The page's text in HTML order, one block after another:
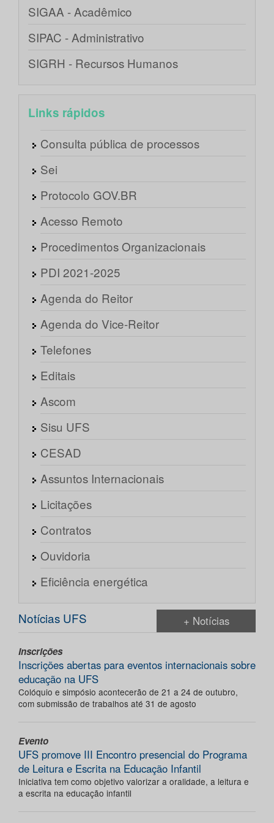
SIGAA - Acadêmico
SIPAC - Administrativo
SIGRH - Recursos Humanos
Links rápidos
Consulta pública de processos
Sei
Protocolo GOV.BR
Acesso Remoto
Procedimentos Organizacionais
PDI 2021-2025
Agenda do Reitor
Agenda do Vice-Reitor
Telefones
Editais
Ascom
Sisu UFS
CESAD
Assuntos Internacionais
Licitações
Contratos
Ouvidoria
Eficiência energética
Notícias UFS + Notícias
Inscrições
Inscrições abertas para eventos internacionais sobre
educação na UFS
Colóquio e simpósio acontecerão de 21 a 24 de outubro,
com submissão de trabalhos até 31 de agosto
Evento
UFS promove III Encontro presencial do Programa
de Leitura e Escrita na Educação Infantil
Iniciativa tem como objetivo valorizar a oralidade, a leitura e
a escrita na educação infantil